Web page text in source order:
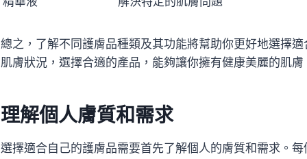
總之，了解不同護膚品種類及其功能將幫助你更好地選擇
肌膚狀況，選擇合適的產品，能夠讓你擁有健康美麗的肌膚
理解個人膚質和需求
選擇適合自己的護膚品需要首先了解個人的膚質和需求。